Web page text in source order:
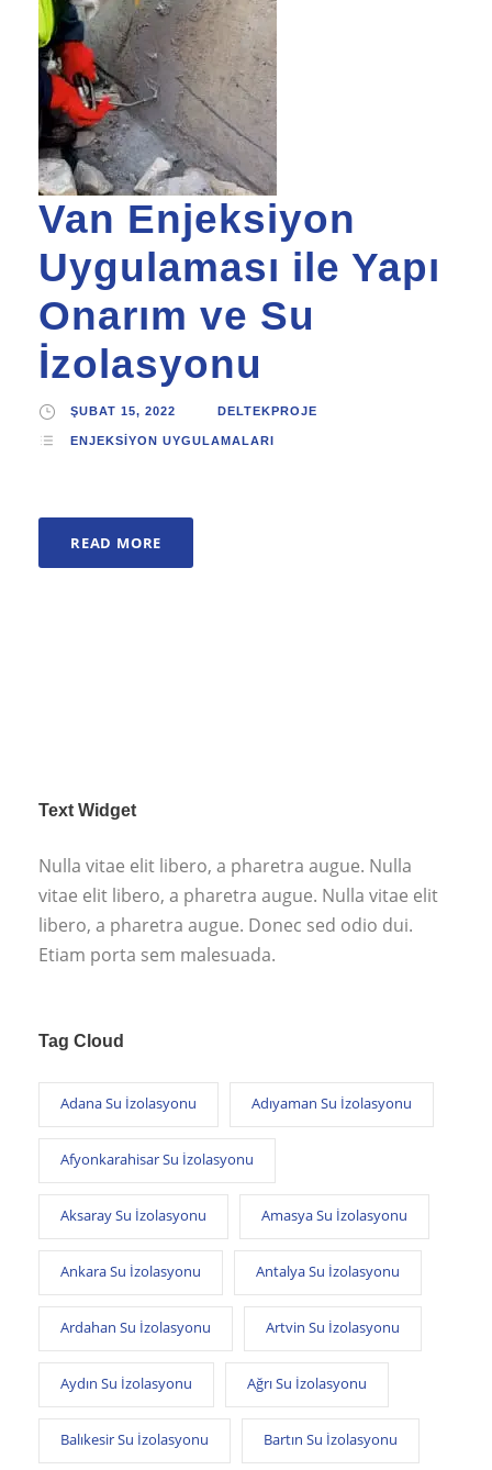
Van Enjeksiyon
Uygulaması ile Yapı
Onarım ve Su
İzolasyonu
ŞUBAT 15, 2022 DELTEKPROJE
ENJEKSIYON UYGULAMALARI
READ MORE
Text Widget
Nulla vitae elit libero, a pharetra augue. Nulla
vitae elit libero, a pharetra augue. Nulla vitae elit
libero, a pharetra augue. Donec sed odio dui.
Etiam porta sem malesuada.
Tag Cloud
Adana Su İzolasyonu Adıyaman Su İzolasyonu
Afyonkarahisar Su İzolasyonu
Aksaray Su İzolasyonu Amasya Su İzolasyonu
Ankara Su İzolasyonu Antalya Su İzolasyonu
Ardahan Su İzolasyonu Artvin Su İzolasyonu
Aydın Su İzolasyonu Ağrı Su İzolasyonu
Balıkesir Su İzolasyonu Bartın Su İzolasyonu